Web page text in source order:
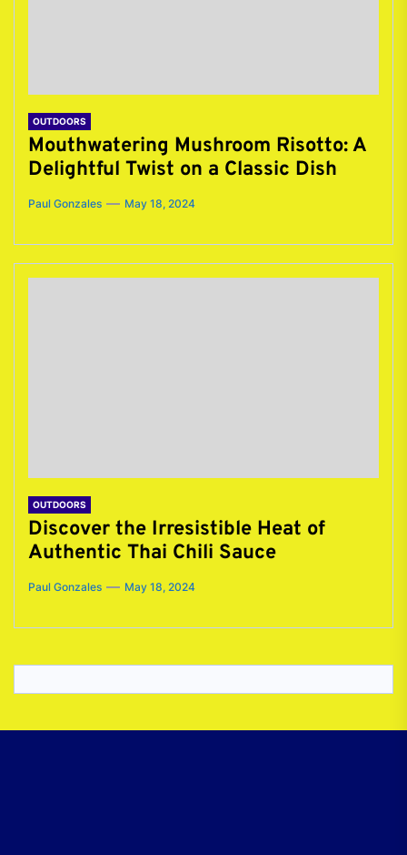
OUTDOORS
Mouthwatering Mushroom Risotto: A
Delightful Twist on a Classic Dish
Paul Gonzales May 18, 2024
OUTDOORS
Discover the Irresistible Heat of
Authentic Thai Chili Sauce
Paul Gonzales May 18, 2024